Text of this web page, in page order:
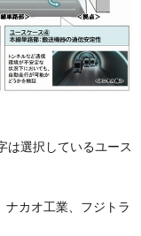
は選択しているユース
カオ工業、フジトラ